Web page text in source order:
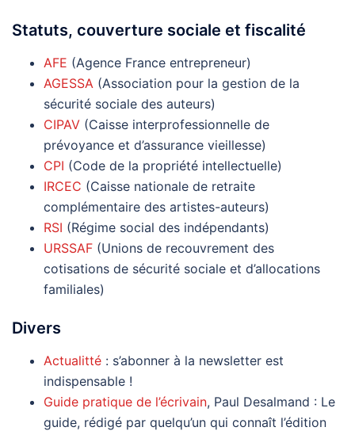
Statuts, couverture sociale et fiscalité
AFE (Agence France entrepreneur)
AGESSA (Association pour la gestion de la
sécurité sociale des auteurs)
CIPAV (Caisse interprofessionnelle de
prévoyance et d’assurance vieillesse)
CPI (Code de la propriété intellectuelle)
IRCEC (Caisse nationale de retraite
complémentaire des artistes-auteurs)
RSI (Régime social des indépendants)
URSSAF (Unions de recouvrement des
cotisations de sécurité sociale et d’allocations
familiales)
Divers
Actualitté : s’abonner à la newsletter est
indispensable !
Guide pratique de l’écrivain, Paul Desalmand : Le
guide, rédigé par quelqu’un qui connaît l’édition